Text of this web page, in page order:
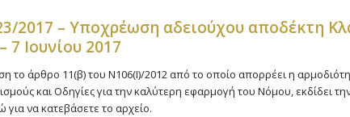
2017 – Υποχρέωση αδειούχου αποδέκτη
7 Ιουνίου 2017
το άρθρο 11(β) του Ν106(Ι)/2012 από το οποίο απορρέει η
και Οδηγίες για την καλύτερη εφαρμογή του Νόμου, εκδίδει
για να κατεβάσετε το αρχείο.